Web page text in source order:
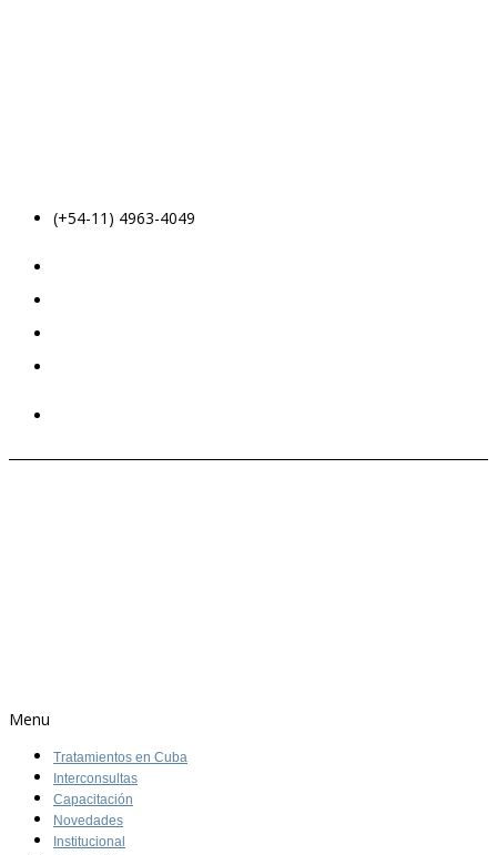
(+54-11) 4963-4049
Menu
Tratamientos en Cuba
Interconsultas
Capacitación
Novedades
Institucional